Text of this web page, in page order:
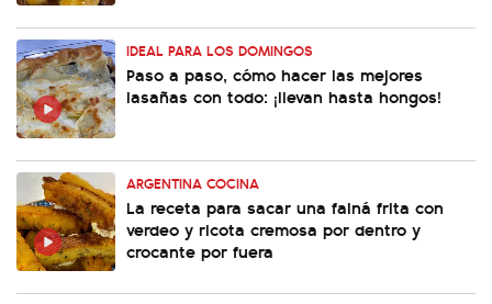
IDEAL PARA LOS DOMINGOS
Paso a paso, cómo hacer las mejores
lasañas con todo: ¡llevan hasta hongos!
ARGENTINA COCINA
La receta para sacar una fainá frita con
verdeo y ricota cremosa por dentro y
crocante por fuera